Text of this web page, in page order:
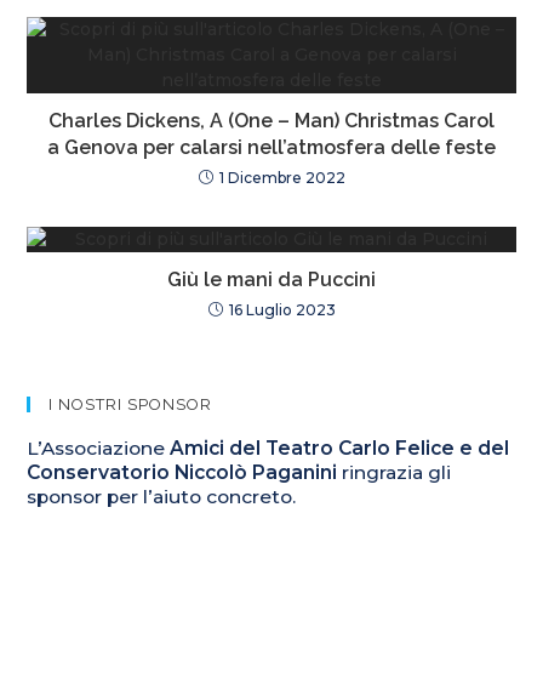
Charles Dickens, A (One – Man) Christmas Carol
a Genova per calarsi nell’atmosfera delle feste
1 Dicembre 2022
Giù le mani da Puccini
16 Luglio 2023
I NOSTRI SPONSOR
L’AssociazioneAmici del Teatro Carlo Felice e del
Conservatorio Niccolò Paganini ringrazia gli
sponsor per l’aiuto concreto.